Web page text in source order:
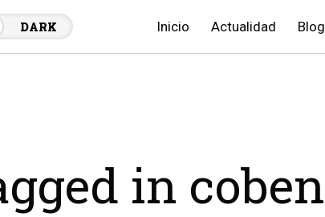
DARK Inicio Actualidad Blog
in coben